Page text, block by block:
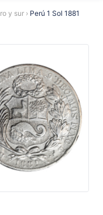
y sur › Perú 1 Sol 1881